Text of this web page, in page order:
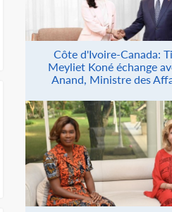
Côte d'Ivoire-Canada:
Meyliet Koné échange
Anand, Ministre des